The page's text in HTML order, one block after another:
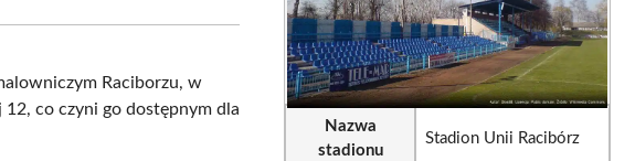
Raciborzu, w
co czyni go dostępnym dla
Nazwa
stadionu
Stadion Unii Racibórz